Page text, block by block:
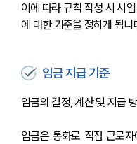
이에 따라 규칙 작성 시 시
에 대한 기준을 정하게 됩니
임금 지급 기준
임금의 결정, 계산 및 지급
임금은 통화로 직접 근로